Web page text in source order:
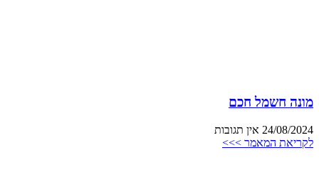
מונה חשמל חכם
24/08/2024 אין תגובות
לקריאת המאמר >>>